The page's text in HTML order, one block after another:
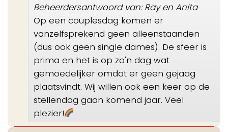
Beheerdersantwoord van: Ray en Anita
Op een couplesdag komen er
vanzelfsprekend geen alleenstaanden
(dus ook geen single dames). De sfeer is
prima en het is op zo'n dag wat
gemoedelijker omdat er geen gejaag
plaatsvindt. Wij willen ook een keer op de
stellendag gaan komend jaar. Veel
plezier!